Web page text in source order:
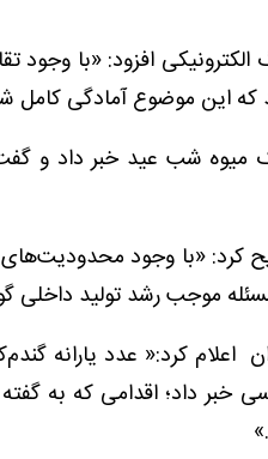
الکترونیکی افزود: «با وجود
این موضوع آمادگی کامل
میوه شب عید خبر داد و
کرد: «با وجود
موجب رشد تولید
کرد:« عدد یارانه
خبر داد؛ اقدامی که به